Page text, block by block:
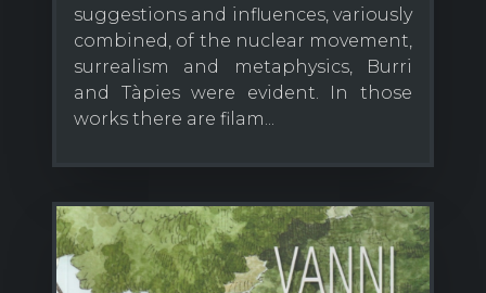
suggestions and influences, variously
combined, of the nuclear movement,
surrealism and metaphysics, Burri
and Tàpies were evident. In those
works there are filam...